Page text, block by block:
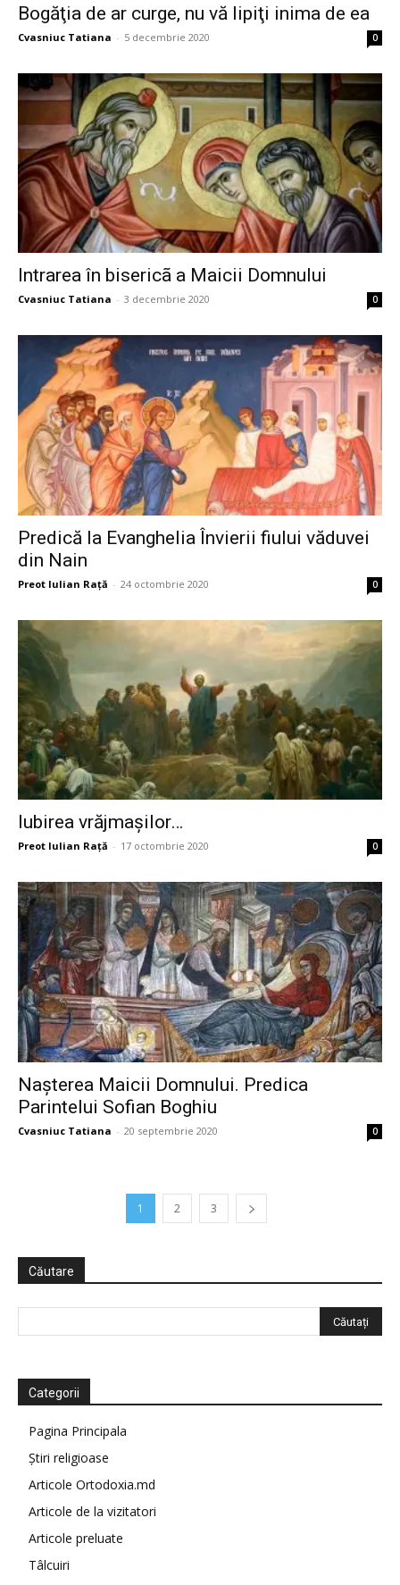
Bogăţia de ar curge, nu vă lipiţi inima de ea
Cvasniuc Tatiana - 5 decembrie 2020 0
Intrarea în bisericã a Maicii Domnului
Cvasniuc Tatiana - 3 decembrie 2020 0
Predică la Evanghelia Învierii fiului văduvei
din Nain
Preot Iulian Raţă - 24 octombrie 2020 0
Iubirea vrăjmașilor…
Preot Iulian Raţă - 17 octombrie 2020 0
Nașterea Maicii Domnului. Predica
Parintelui Sofian Boghiu
Cvasniuc Tatiana - 20 septembrie 2020 0
1 2 3
Căutare
Categorii
Pagina Principala
Știri religioase
Articole Ortodoxia.md
Articole de la vizitatori
Articole preluate
Tâlcuiri